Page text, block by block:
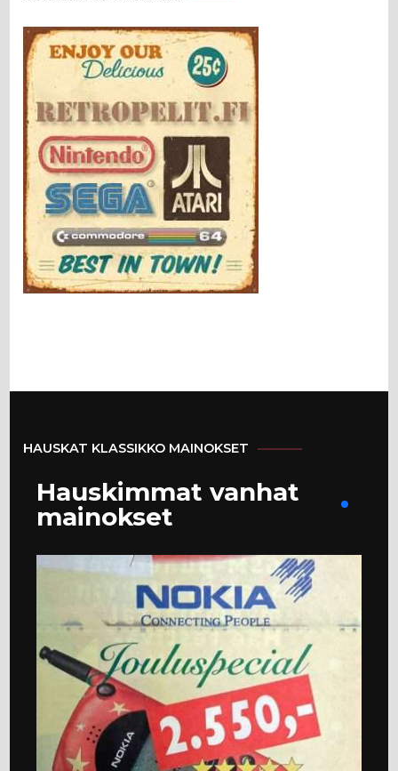
HAUSKAT KLASSIKKO MAINOKSET
Hauskimmat vanhat
mainokset